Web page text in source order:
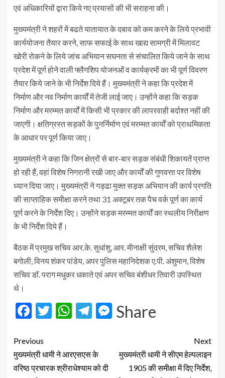
एवं अधिकारियों द्वारा किये गए प्रयासों की भी सराहना की।
मुख्यमंत्री ने शहरों में बढते यातायात के दबाव को कम करने के लिये प्रभावी
कार्ययोजना तैयार करने, साफ सफाई के साथ खाद्य सामग्री में मिलावट
खोरी रोकने के लिये जांच अभियान सघनता से संचालित किये जाने के साथ
प्रदेश में पूर्ण होने वाली फ्लैगशिप योजनओं व कार्यक्रमों का भी पूर्ण विवरण
तैयार किये जाने के भी निर्देश दिये हैं। मुख्यमंत्री ने कहा कि प्रदेश में
निर्माण और नव निर्माण कार्यों में तेजी लाई जाए। उन्होंने कहा कि सड़क
निर्माण और मरम्मत कार्यों में किसी भी प्रकार की लापरवाही बर्दाश्त नहीं की
जाएगी। क्षतिग्रस्त सड़कों के पुनर्निर्माण एवं मरम्मत कार्यों को प्राथमिकता
के आधार पर पूर्ण किया जाए।
मुख्यमंत्री ने कहा कि जिन क्षेत्रों से बार-बार सड़क संबंधी शिकायतें प्राप्त
हो रही हैं, वहां विशेष निगरानी रखी जाए और कार्यों की गुणवत्ता पर विशेष
ध्यान दिया जाए। मुख्यमंत्री ने गड्ढा मुक्त सड़क अभियान की कार्य प्रगति
की साप्ताहिक समीक्षा करने तथा 31 अक्टूबर तक पैच वर्क पूर्ण का कार्य
पूर्ण करने के निर्देश दिए। उन्होंने सड़क मरम्मत कार्यों का स्थलीय निरीक्षण
के भी निर्देश दिये हैं।
बैठक में प्रमुख सचिव आर.के. सुधांशु, आर. मीनाक्षी सुंदरम, सचिव शैलेश
बगोली, विनय शंकर पांडेय, अपर पुलिस महानिदेशक ए.पी. अंशुमान, विशेष
सचिव डॉ. पराग मधुकर धकाते एवं अपर सचिव बंशीधर तिवारी उपस्थित
थे।
Facebook
Twitter
WhatsApp
Telegram
Messenger
Share
Previous
मुख्यमंत्री धामी ने आरएसएस के
वरिष्ठ प्रचारक श्रीराधेश्याम को दी
Next
मुख्यमंत्री धामी ने सीएम हेल्पलाइन
1905 की समीक्षा में दिए निर्देश,